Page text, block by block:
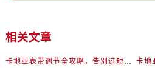
相关文章
卡地亚表带调节全攻略，告别过短烦恼